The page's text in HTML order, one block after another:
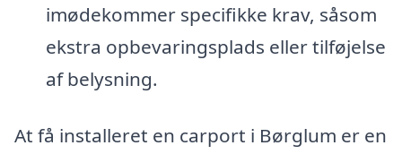
imødekommer specifikke krav, såsom
ekstra opbevaringsplads eller tilføjelse
af belysning.
At få installeret en carport i Børglum er en